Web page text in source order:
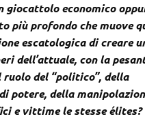
economico
più profondo che muove
escatologica di creare
dell’attuale, con la
del “politico”, della
potere, della
e vittime le stesse élites?